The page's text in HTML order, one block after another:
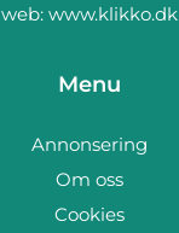
web: www.klikko.dk
Menu
Annonsering
Om oss
Cookies